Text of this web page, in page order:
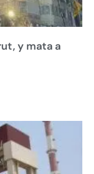
y mata a